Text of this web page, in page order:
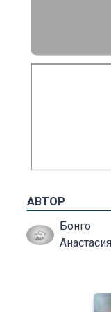
АВТОР
Бонго
Анастасия